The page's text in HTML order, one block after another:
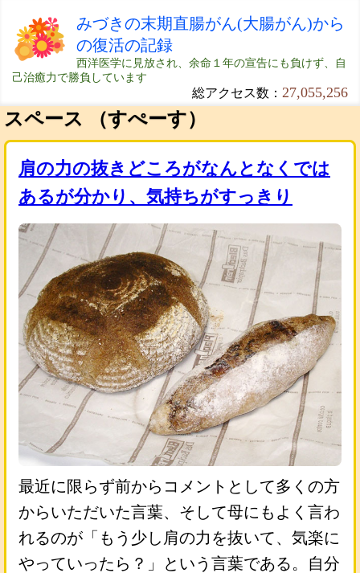
みづきの末期直腸がん(大腸がん)から
の復活の記録
西洋医学に見放され、余命１年の宣告にも負けず、自
己治癒力で勝負しています
総アクセス数： 27,055,256
スペース （すぺーす）
肩の力の抜きどころがなんとなくでは
あるが分かり、気持ちがすっきり
最近に限らず前からコメントとして多くの方
からいただいた言葉、そして母にもよく言わ
れるのが「もう少し肩の力を抜いて、気楽に
やっていったら？」という言葉である。自分